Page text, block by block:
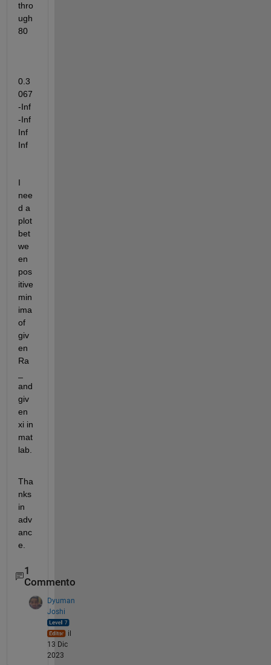
thro
ugh
80
0.3
067
-Inf
-Inf
Inf
Inf
I
nee
d a
plot
bet
we
en
pos
itive
min
ima
of
giv
en
Ra
and
giv
en
xi in
mat
lab.
Tha
nks
in
adv
anc
e.
1
Commento
Dyuman
Joshi
il
13 Dic
2023